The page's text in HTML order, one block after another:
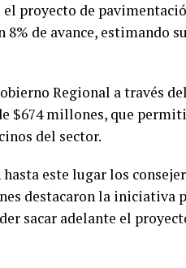
proyecto de
de avance, estimando
Regional a través
$674 millones, que
del sector.
este lugar los
destacaron la iniciativa
sacar adelante el